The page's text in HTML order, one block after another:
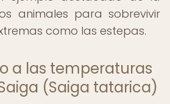
animales para sobrevivir
como las estepas.
a las temperaturas
(Saiga tatarica)